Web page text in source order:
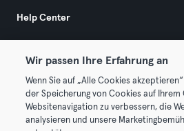
Help Center
© 2026 Urban Sports Group
Wir passen Ihre Erfahrung an
Wenn Sie auf „Alle Cookies
der Speicherung von Cookies auf Ihrem
Websitenavigation zu verbessern, die
analysieren und unsere